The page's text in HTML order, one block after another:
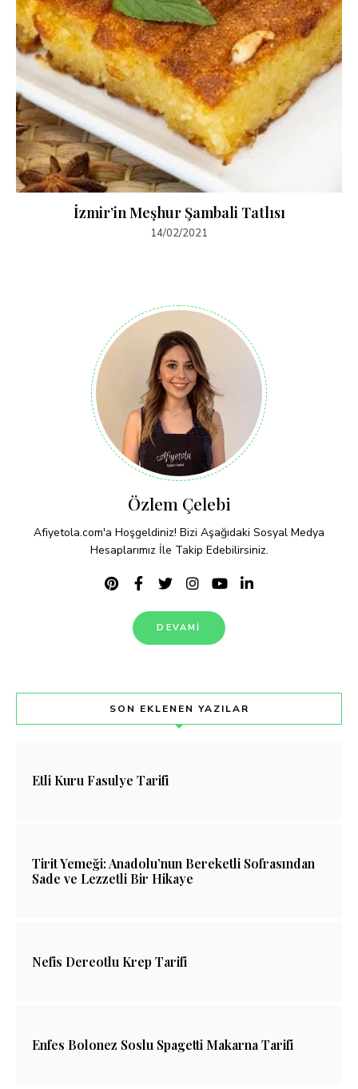
İzmir’in Meşhur Şambali Tatlısı
14/02/2021
Özlem Çelebi
Afiyetola.com'a Hoşgeldiniz! Bizi Aşağıdaki Sosyal Medya
Hesaplarımız İle Takip Edebilirsiniz.
DEVAMI
SON EKLENEN YAZILAR
Etli Kuru Fasulye Tarifi
Tirit Yemeği: Anadolu’nun Bereketli Sofrasından
Sade ve Lezzetli Bir Hikaye
Nefis Dereotlu Krep Tarifi
Enfes Bolonez Soslu Spagetti Makarna Tarifi